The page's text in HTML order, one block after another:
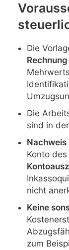
Die
Rechnung
Die
sind in
Nachweis
Konto
nicht
Keine
zum